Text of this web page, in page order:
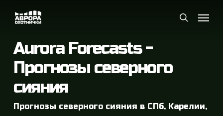
main
search
Menu
Aurora Forecasts -
Прогнозы северного
сияния
Прогнозы северного сияния в СПб, Карелии,